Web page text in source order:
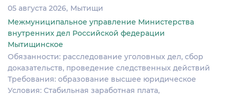
05 августа 2026 Мытищи
Межмуниципальное управление Министерства
внутренних дел Российской федерации
Мытищинское
Обязанности: расследование уголовных дел, сбор
доказательств, проведение следственных действий
Требования: образование высшее юридическое
Условия: Стабильная заработная плата,